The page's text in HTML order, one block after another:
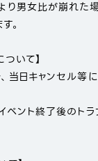
り男女比が崩れた
。
ついて】
当日キャンセル等
ベント終了後のト